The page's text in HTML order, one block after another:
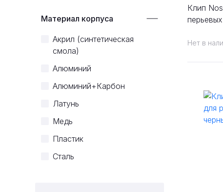
Материал корпуса
Акрил (синтетическая
смола)
Алюминий
Алюминий+Карбон
Латунь
Медь
Пластик
Сталь
Нет в
Клип